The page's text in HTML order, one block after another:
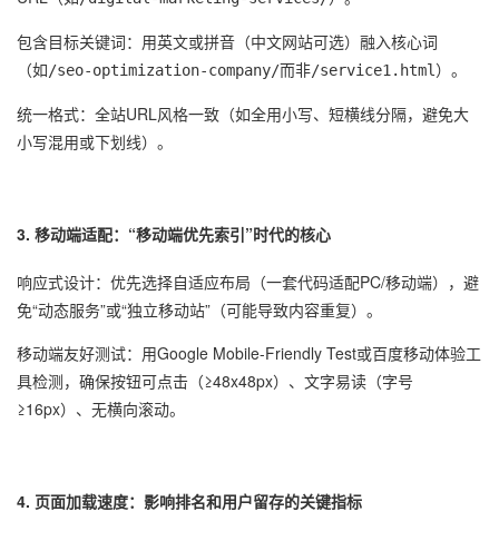
包含目标关键词：用英文或拼音（中文网站可选）融入核心词
（如/seo-optimization-company/而非/service1.html ）。
统一格式：全站URL风格一致（如全用小写、短横线分隔，避免大
小写混用或下划线）。
3. 移动端适配：“移动端优先索引”时代的核心
响应式设计：优先选择自适应布局（一套代码适配PC/移动端），避
免“动态服务”或“独立移动站”（可能导致内容重复）。
移动端友好测试：用Google Mobile-Friendly Test或百度移动体验工
具检测，确保按钮可点击（≥48x48px）、文字易读（字号
≥16px）、无横向滚动。
4. 页面加载速度：影响排名和用户留存的关键指标